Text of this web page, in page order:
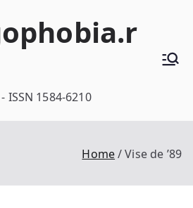
ISSN 1584-6210
Home Vise de ’89